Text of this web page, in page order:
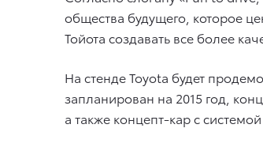
общества будущего, которое
Тойота создавать все более
На стенде Toyota будет
запланирован на 2015 год,
а также концепт-кар с